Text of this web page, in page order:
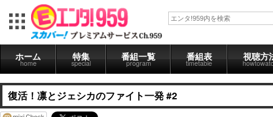
ホーム
home
特集
special
番組一覧
program
番組表
timetable
視聴方
復活！凛とジェシカのファイト一発 #2